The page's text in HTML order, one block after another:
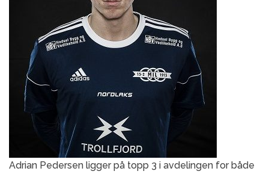
Adrian Pedersen ligger på topp 3 i avdelingen for både